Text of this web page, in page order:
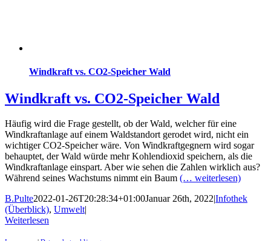
Windkraft vs. CO2-Speicher Wald
Windkraft vs. CO2-Speicher Wald
Häufig wird die Frage gestellt, ob der Wald, welcher für eine
Windkraftanlage auf einem Waldstandort gerodet wird, nicht ein
wichtiger CO2-Speicher wäre. Von Windkraftgegnern wird sogar
behauptet, der Wald würde mehr Kohlendioxid speichern, als die
Windkraftanlage einspart. Aber wie sehen die Zahlen wirklich aus?
Während seines Wachstums nimmt ein Baum (… weiterlesen)
B.Pulte2022-01-26T20:28:34+01:00Januar 26th, 2022|Infothek
(Überblick), Umwelt|
Weiterlesen